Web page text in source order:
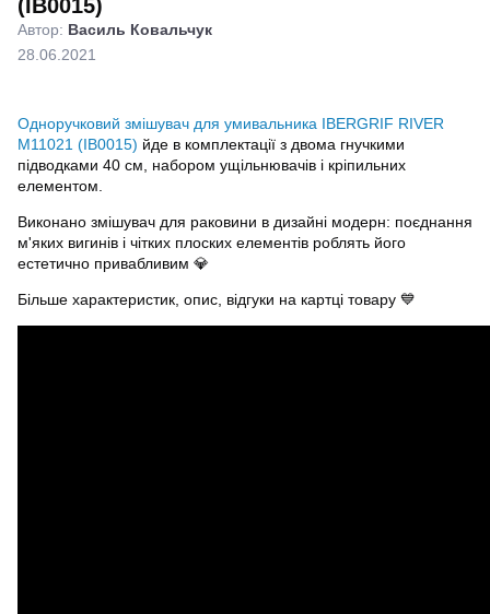
(IB0015)
Автор: Василь Ковальчук
28.06.2021
Одноручковий змішувач для умивальника IBERGRIF RIVER
M11021 (IB0015) йде в комплектації з двома гнучкими
підводками 40 см, набором ущільнювачів і кріпильних
елементом.
Виконано змішувач для раковини в дизайні модерн: поєднання
м'яких вигинів і чітких плоских елементів роблять його
естетично привабливим 💎
Більше характеристик, опис, відгуки на картці товару 💙